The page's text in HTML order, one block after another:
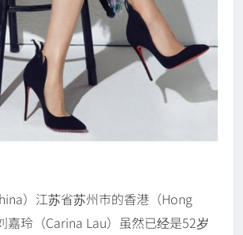
）江苏省苏州市的香港（Hong
嘉玲（Carina Lau）虽然已经是52岁